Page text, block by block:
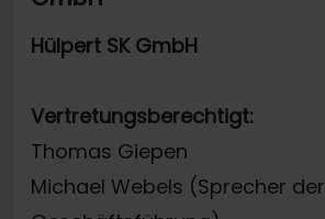
Hülpert SK GmbH
Vertretungsberechtigt:
Thomas Giepen
Michael Webels (Sprecher der